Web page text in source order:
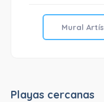
Mural
Playas cercanas